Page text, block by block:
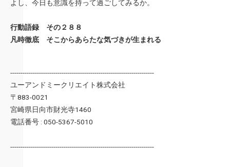
よし、今日も意識を持って過ごしてみるか。
行動語録 その２８８
凡時徹底 そこからあらたな気づきが生まれる
----------------------------------------------------------------------
ユーアンドミークリエイト株式会社
〒883-0021
宮崎県日向市財光寺1460
電話番号 : 050-5367-5010
----------------------------------------------------------------------